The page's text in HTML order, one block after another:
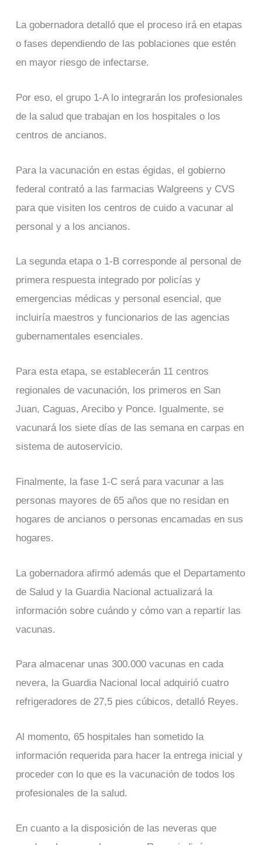
La gobernadora detalló que el proceso irá en etapas
o fases dependiendo de las poblaciones que estén
en mayor riesgo de infectarse.
Por eso, el grupo 1-A lo integrarán los profesionales
de la salud que trabajan en los hospitales o los
centros de ancianos.
Para la vacunación en estas égidas, el gobierno
federal contrató a las farmacias Walgreens y CVS
para que visiten los centros de cuido a vacunar al
personal y a los ancianos.
La segunda etapa o 1-B corresponde al personal de
primera respuesta integrado por policías y
emergencias médicas y personal esencial, que
incluiría maestros y funcionarios de las agencias
gubernamentales esenciales.
Para esta etapa, se establecerán 11 centros
regionales de vacunación, los primeros en San
Juan, Caguas, Arecibo y Ponce. Igualmente, se
vacunará los siete días de las semana en carpas en
sistema de autoservicio.
Finalmente, la fase 1-C será para vacunar a las
personas mayores de 65 años que no residan en
hogares de ancianos o personas encamadas en sus
hogares.
La gobernadora afirmó además que el Departamento
de Salud y la Guardia Nacional actualizará la
información sobre cuándo y cómo van a repartir las
vacunas.
Para almacenar unas 300.000 vacunas en cada
nevera, la Guardia Nacional local adquirió cuatro
refrigeradores de 27,5 pies cúbicos, detalló Reyes.
Al momento, 65 hospitales han sometido la
información requerida para hacer la entrega inicial y
proceder con lo que es la vacunación de todos los
profesionales de la salud.
En cuanto a la disposición de las neveras que